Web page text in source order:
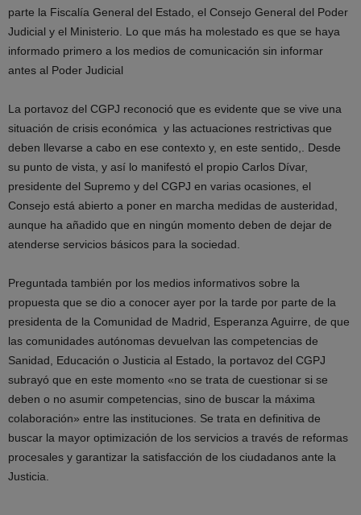
parte la Fiscalía General del Estado, el Consejo General del Poder
Judicial y el Ministerio. Lo que más ha molestado es que se haya
informado primero a los medios de comunicación sin informar
antes al Poder Judicial
La portavoz del CGPJ reconoció que es evidente que se vive una
situación de crisis económica y las actuaciones restrictivas que
deben llevarse a cabo en ese contexto y, en este sentido,. Desde
su punto de vista, y así lo manifestó el propio Carlos Dívar,
presidente del Supremo y del CGPJ en varias ocasiones, el
Consejo está abierto a poner en marcha medidas de austeridad,
aunque ha añadido que en ningún momento deben de dejar de
atenderse servicios básicos para la sociedad.
Preguntada también por los medios informativos sobre la
propuesta que se dio a conocer ayer por la tarde por parte de la
presidenta de la Comunidad de Madrid, Esperanza Aguirre, de que
las comunidades autónomas devuelvan las competencias de
Sanidad, Educación o Justicia al Estado, la portavoz del CGPJ
subrayó que en este momento «no se trata de cuestionar si se
deben o no asumir competencias, sino de buscar la máxima
colaboración» entre las instituciones. Se trata en definitiva de
buscar la mayor optimización de los servicios a través de reformas
procesales y garantizar la satisfacción de los ciudadanos ante la
Justicia.